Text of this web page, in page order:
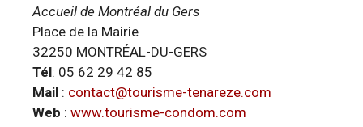
Accueil de Montréal du Gers
Place de la Mairie
32250 MONTRÉAL-DU-GERS
Tél: 05 62 29 42 85
Mail : contact@tourisme-tenareze.com
Web : www.tourisme-condom.com